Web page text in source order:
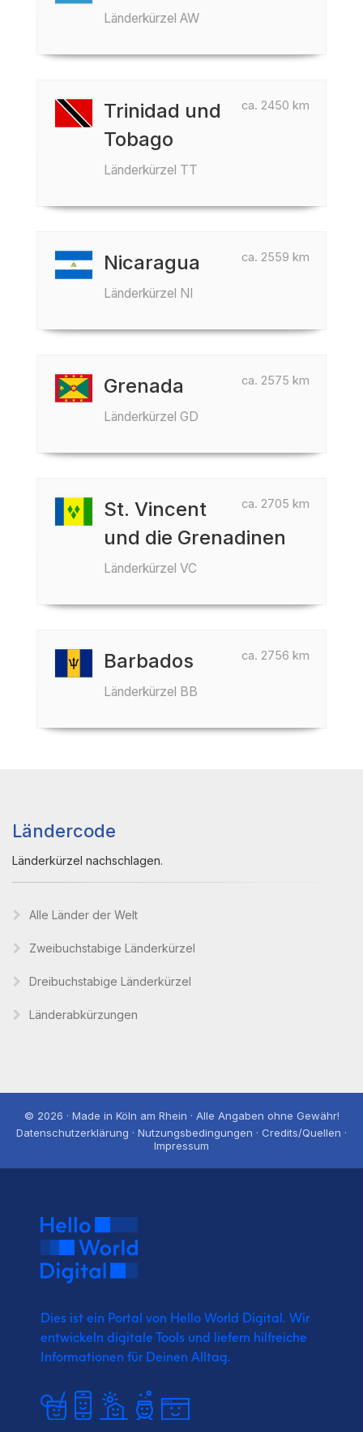
Länderkürzel AW
ca. 2450 km
Trinidad und
Tobago
Länderkürzel TT
ca. 2559 km
Nicaragua
Länderkürzel NI
ca. 2575 km
Grenada
Länderkürzel GD
ca. 2705 km
St. Vincent
und die Grenadinen
Länderkürzel VC
ca. 2756 km
Barbados
Länderkürzel BB
Ländercode
Länderkürzel nachschlagen.
Alle Länder der Welt
Zweibuchstabige Länderkürzel
Dreibuchstabige Länderkürzel
Länderabkürzungen
© 2026 · Made in Köln am Rhein · Alle Angaben ohne Gewähr!
Datenschutzerklärung · Nutzungsbedingungen · Credits/Quellen ·
Impressum
Dies ist ein Portal von Hello World Digital. Wir
entwickeln digitale Tools und liefern hilfreiche
Informationen für Deinen Alltag.